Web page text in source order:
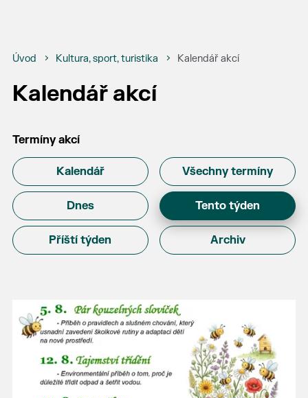
Úvod Kultura, sport, turistika Kalendář akcí
Kalendář akcí
Termíny akcí
Kalendář Všechny termíny
Dnes Tento týden
Příští týden Archiv